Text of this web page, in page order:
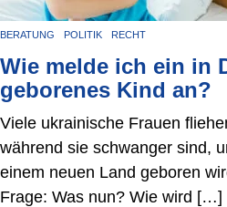
BERATUNG POLITIK RECHT
Wie melde ich ein in
geborenes Kind an?
Viele ukrainische Frauen
während sie schwanger sind,
einem neuen Land geboren
Frage: Was nun? Wie wird […]